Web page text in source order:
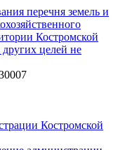
перечня земель и
Костромской
других целей не
Костромской